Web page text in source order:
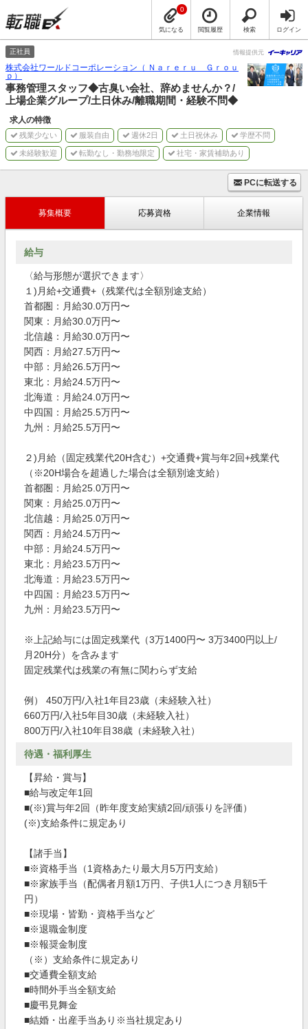
気になる
0
閲覧履歴 検索 ログイン
正社員 情報提供元
株式会社ワールドコーポレーション（ Ｎａｒｅｒｕ Ｇｒｏｕ
ｐ）
事務管理スタッフ◆古臭い会社、辞めませんか？/
上場企業グループ/土日休み/離職期間・経験不問◆
求人の特徴
残業少ない 服装自由 週休2日 土日祝休み 学歴不問
未経験歓迎 転勤なし・勤務地限定 社宅・家賃補助あり
PCに転送する
募集概要 応募資格 企業情報
給与
〈給与形態が選択できます〉
１)月給+交通費+（残業代は全額別途支給）
首都圏：月給30.0万円〜
関東：月給30.0万円〜
北信越：月給30.0万円〜
関西：月給27.5万円〜
中部：月給26.5万円〜
東北：月給24.5万円〜
北海道：月給24.0万円〜
中四国：月給25.5万円〜
九州：月給25.5万円〜
２)月給（固定残業代20H含む）+交通費+賞与年2回+残業代
（※20H場合を超過した場合は全額別途支給）
首都圏：月給25.0万円〜
関東：月給25.0万円〜
北信越：月給25.0万円〜
関西：月給24.5万円〜
中部：月給24.5万円〜
東北：月給23.5万円〜
北海道：月給23.5万円〜
中四国：月給23.5万円〜
九州：月給23.5万円〜
※上記給与には固定残業代（3万1400円〜 3万3400円以上/
月20H分）を含みます
固定残業代は残業の有無に関わらず支給
例） 450万円/入社1年目23歳（未経験入社）
660万円/入社5年目30歳（未経験入社）
800万円/入社10年目38歳（未経験入社）
待遇・福利厚生
【昇給・賞与】
■給与改定年1回
■(※)賞与年2回（昨年度支給実績2回/頑張りを評価）
(※)支給条件に規定あり
【諸手当】
■※資格手当（1資格あたり最大月5万円支給）
■※家族手当（配偶者月額1万円、子供1人につき月額5千
円）
■※現場・皆勤・資格手当など
■※退職金制度
■※報奨金制度
（※）支給条件に規定あり
■交通費全額支給
■時間外手当全額支給
■慶弔見舞金
■結婚・出産手当あり※当社規定あり